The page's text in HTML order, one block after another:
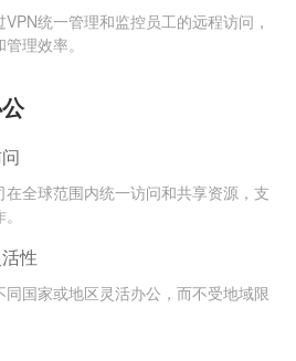
统一管理和监控员工的远程访问，
理效率。
在全球范围内统一访问和共享资源，支
性
同国家或地区灵活办公，而不受地域限